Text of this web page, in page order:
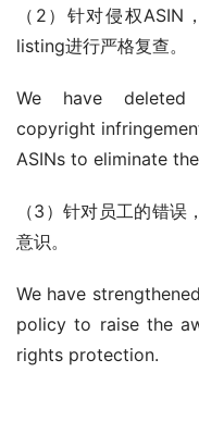
（2）针对侵权
listing进行严格复查。
We have
copyright
ASINs to eliminate
（3）针对员工的错
意识。
We have
policy to raise the
rights protection.